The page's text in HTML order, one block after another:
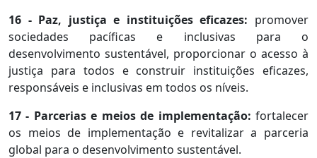
16 - Paz, justiça e instituições eficazes: promover
sociedades pacíficas e inclusivas para o
desenvolvimento sustentável, proporcionar o acesso à
justiça para todos e construir instituições eficazes,
responsáveis e inclusivas em todos os níveis.
17 - Parcerias e meios de implementação: fortalecer
os meios de implementação e revitalizar a parceria
global para o desenvolvimento sustentável.